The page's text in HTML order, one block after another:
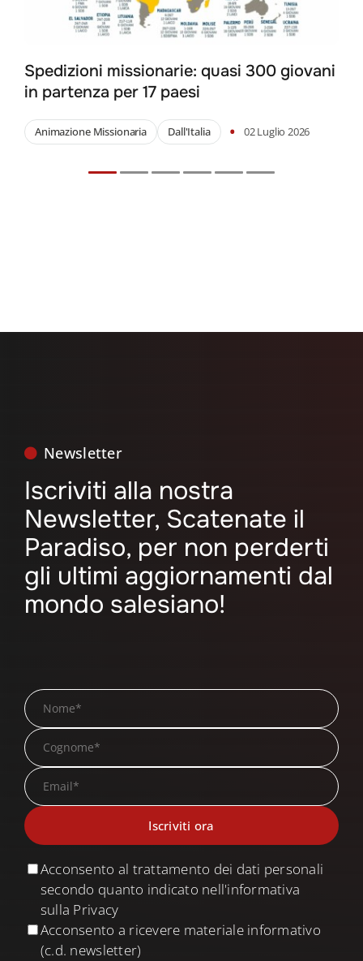
Spedizioni missionarie: quasi 300 giovani
in partenza per 17 paesi
Animazione Missionaria Dall'Italia • 02 Luglio 2026
Newsletter
Iscriviti alla nostra
Newsletter, Scatenate il
Paradiso, per non perderti
gli ultimi aggiornamenti dal
mondo salesiano!
Acconsento al trattamento dei dati personali
secondo quanto indicato nell'informativa
sulla Privacy
Acconsento a ricevere materiale informativo
(c.d. newsletter)
for: